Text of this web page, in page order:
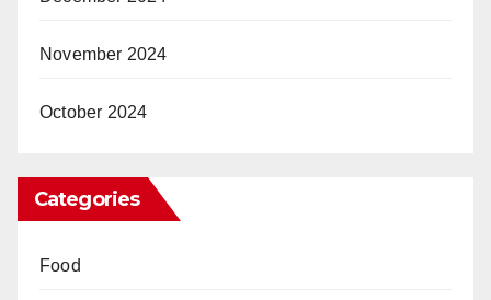
November 2024
October 2024
Categories
Food